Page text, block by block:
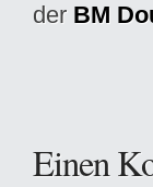
der BM
Einen